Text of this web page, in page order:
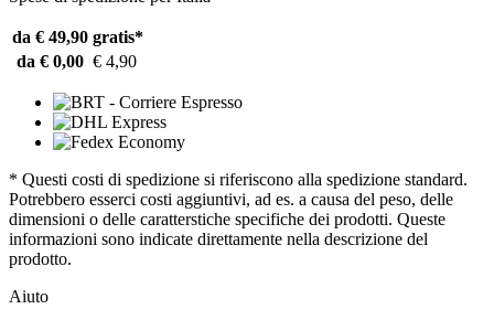
da € 49,90 gratis*
da € 0,00 € 4,90
* Questi costi di spedizione si riferiscono alla spedizione standard.
Potrebbero esserci costi aggiuntivi, ad es. a causa del peso, delle
dimensioni o delle caratterstiche specifiche dei prodotti. Queste
informazioni sono indicate direttamente nella descrizione del
prodotto.
Aiuto